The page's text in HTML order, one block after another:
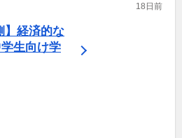
18日前
】経済的な
生向け学